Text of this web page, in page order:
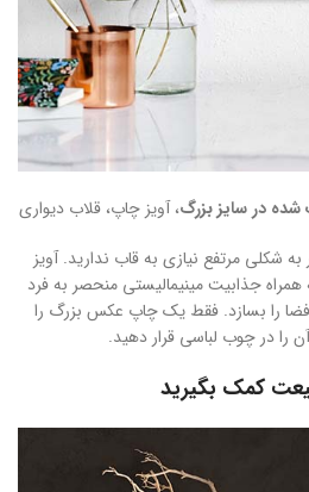
در سایز بزرگ، آویز چاپ، قلاب دیواری
شکلی مرتفع نیازی به قاب ندارید. آویز
جذابیت مینیمالیستی منحصر به فرد
را بسازد. فقط یک چاپ عکس بزرگ را
را در چوب لباسی قرار دهید.
کمک بگیرید